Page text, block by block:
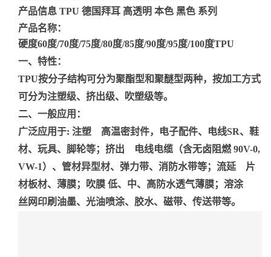
产品信息 TPU 德国拜耳 高透明 本色 黑色 系列
产品名称：
硬度60度/70度/75度/80度/85度/90度/95度/100度TPU
一、特性：
TPU按分子结构可分为聚酯型和聚醚型两种，按加工方式
可分为注塑级、挤出级、吹塑级等。
二、一般应用：
广泛应用于: 注塑 高温密封件，电子配件、电线SR、鞋
材、玩具、脚轮等；挤出 电线电缆（含无卤阻燃 90V-0,
VW-1）、管材异型材、弹力带、消防水带等；流延 片
材板材、薄膜；吹膜 低、中、高防水透气薄膜；溶涂
丝网印刷油墨、光油喷涂、胶水、磁带、传送带等。